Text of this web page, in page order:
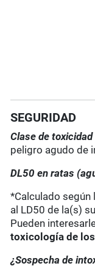
SEGURIDAD
Clase de toxicidad
peligro agudo de
DL50 en ratas
*Calculado según
al LD50 de la(s)
Pueden
toxicología de
¿Sospecha de